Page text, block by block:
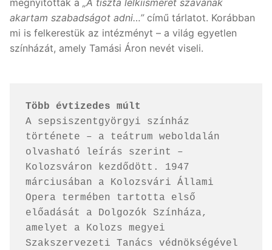
akartam szabadságot adni…”című tárlatot. Korábban
mi is felkerestük az intézményt – a világ egyetlen
színházát, amely Tamási Áron nevét viseli.
Több évtizedes múlt
A sepsiszentgyörgyi színház
története – a teátrum weboldalán
olvasható leírás szerint –
Kolozsváron kezdődött. 1947
márciusában a Kolozsvári Állami
Opera termében tartotta első
előadását a Dolgozók Színháza,
amelyet a Kolozs megyei
Szakszervezeti Tanács védnökségével